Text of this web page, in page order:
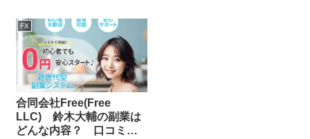
FX
合同会社Free(Free
LLC) 鈴木大輔の副業は
どんな内容？ 口コミや